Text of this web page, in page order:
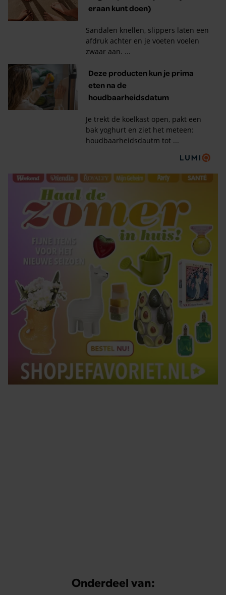
Onderdeel van: